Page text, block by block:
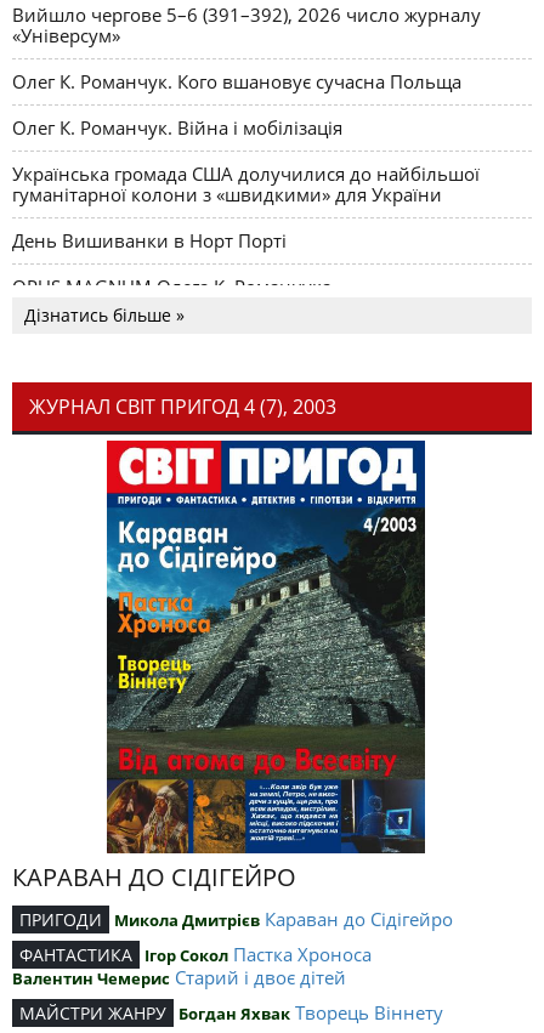
Вийшло чергове 5–6 (391–392), 2026 число журналу
«Універсум»
Олег К. Романчук. Кого вшановує сучасна Польща
Олег К. Романчук. Війна і мобілізація
Українська громада США долучилися до найбільшої
гуманітарної колони з «швидкими» для України
День Вишиванки в Норт Порті
OPUS MAGNUM Олега К. Романчука
Дізнатись більше »
ЖУРНАЛ СВІТ ПРИГОД 4 (7), 2003
КАРАВАН ДО СІДІГЕЙРО
ПРИГОДИ Микола Дмитрієв Караван до Сідігейро
ФАНТАСТИКА Ігор Сокол Пастка Хроноса
Валентин Чемерис Старий і двоє дітей
МАЙСТРИ ЖАНРУ Богдан Яхвак Творець Віннету